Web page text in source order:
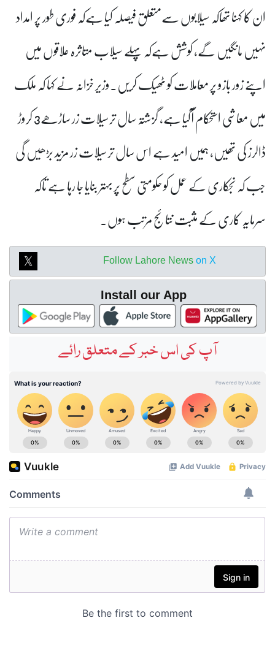
ان کا کہنا تھاکہ سیلابوں سےمتعلق فیصلہ کیا ہےکہ فوری طور پر امداد
نہیں مانگیں گے، کوشش ہےکہ پہلے سیلاب متاثرہ علاقوں میں
اپنے زور بازو پر معاملات کو ٹھیک کریں۔وزیر خزانہ نے کہا کہ ملک
میں معاشی استحکام آگیا ہے، گزشتہ سال ترسیلات زر ساڑھے3 کروڑ
ڈالرز کی تھیں، ہمیں امید ہے اس سال ترسیلات زر مزید بڑھیں گی
جب کہ نجکاری کے عمل کو حکومتی سطح پر بہتر بنایا جا رہا ہے تاکہ
سرمایہ کاری کے مثبت نتائج مرتب ہوں۔
Follow Lahore News on X
Install our App
آپ کی اس خبر کے متعلق رائے